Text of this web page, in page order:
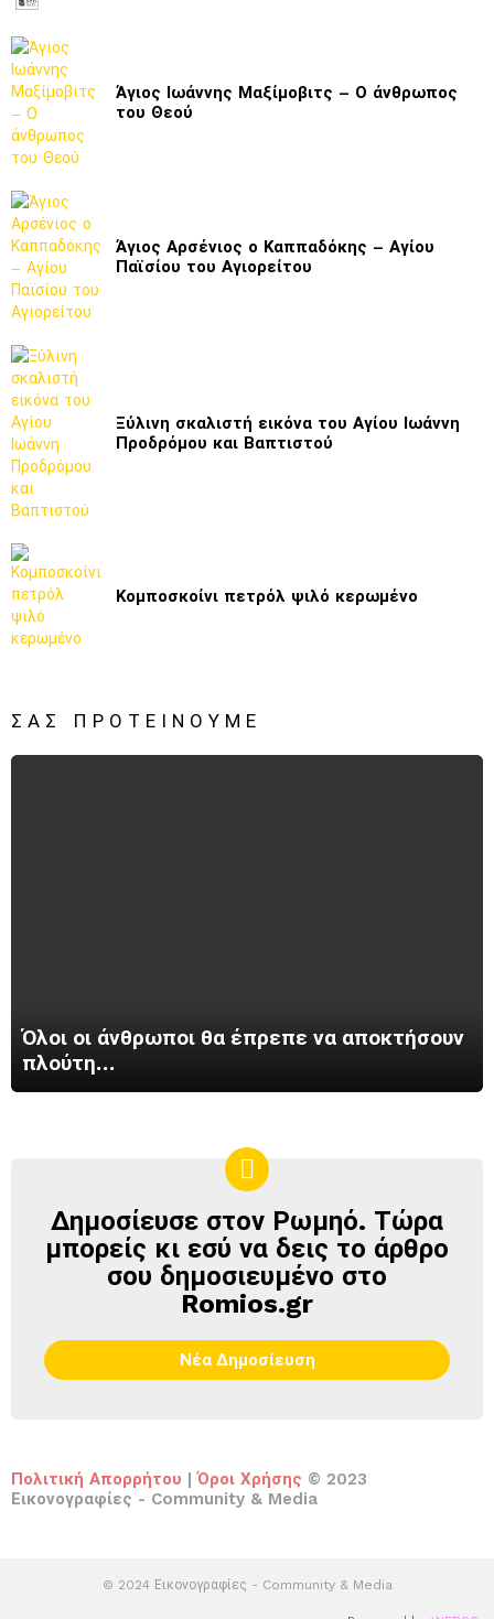
Άγιος Ιωάννης Μαξίμοβιτς – Ο άνθρωπος
του Θεού
Άγιος Αρσένιος ο Καππαδόκης – Αγίου
Παϊσίου του Αγιορείτου
Ξύλινη σκαλιστή εικόνα του Αγίου Ιωάννη
Προδρόμου και Βαπτιστού
Κομποσκοίνι πετρόλ ψιλό κερωμένο
ΣΑΣ ΠΡΟΤΕΊΝΟΥΜΕ
Όλοι οι άνθρωποι θα έπρεπε να αποκτήσουν
πλούτη…
ΔΗΜΟΣΊΕΥΣΕ
ΣΤΟΝ
ΡΩΜΗΌ
Δημοσίευσε στον Ρωμηό. Τώρα
μπορείς κι εσύ να δεις το άρθρο
σου δημοσιευμένο στο
Romios.gr
Νέα Δημοσίευση
Πολιτική Απορρήτου | Όροι Χρήσης © 2023
Εικονογραφίες - Community & Media
© 2024 Εικονογραφίες - Community & Media